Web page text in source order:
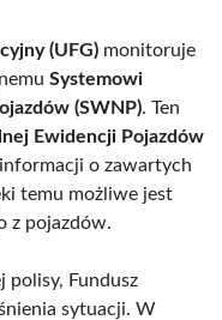
(UFG) monitoruje
Systemowi
(SWNP). Ten
Ewidencji Pojazdów
o zawartych
temu możliwe jest
z pojazdów.
polisy, Fundusz
sytuacji. W